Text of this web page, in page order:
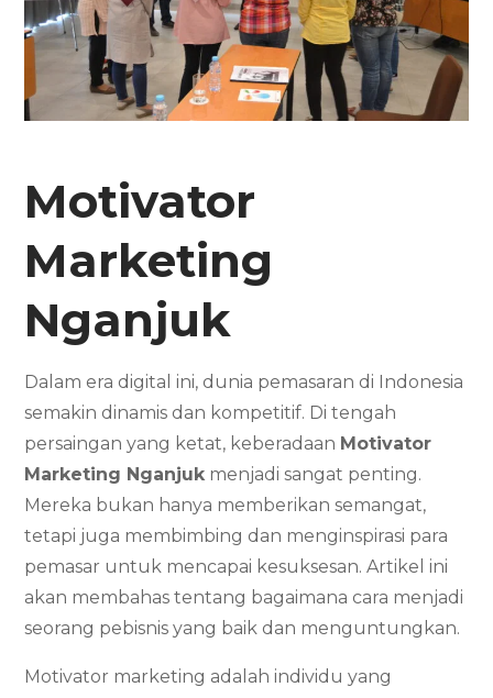
Motivator
Marketing
Nganjuk
Dalam era digital ini, dunia pemasaran di Indonesia
semakin dinamis dan kompetitif. Di tengah
persaingan yang ketat, keberadaan Motivator
Marketing Nganjukmenjadi sangat penting.
Mereka bukan hanya memberikan semangat,
tetapi juga membimbing dan menginspirasi para
pemasar untuk mencapai kesuksesan. Artikel ini
akan membahas tentang bagaimana cara menjadi
seorang pebisnis yang baik dan menguntungkan.
Motivator marketing adalah individu yang